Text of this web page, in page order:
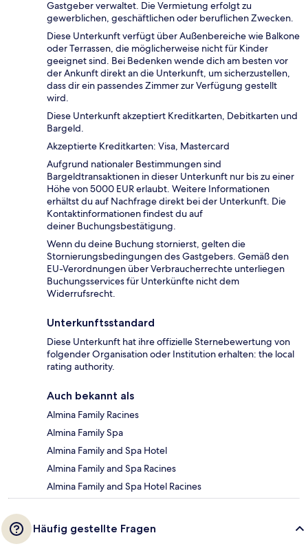
Gastgeber verwaltet. Die Vermietung erfolgt zu
gewerblichen, geschäftlichen oder beruflichen Zwecken.
Diese Unterkunft verfügt über Außenbereiche wie Balkone
oder Terrassen, die möglicherweise nicht für Kinder
geeignet sind. Bei Bedenken wende dich am besten vor
der Ankunft direkt an die Unterkunft, um sicherzustellen,
dass dir ein passendes Zimmer zur Verfügung gestellt
wird.
Diese Unterkunft akzeptiert Kreditkarten, Debitkarten und
Bargeld.
Akzeptierte Kreditkarten: Visa, Mastercard
Aufgrund nationaler Bestimmungen sind
Bargeldtransaktionen in dieser Unterkunft nur bis zu einer
Höhe von 5000 EUR erlaubt. Weitere Informationen
erhältst du auf Nachfrage direkt bei der Unterkunft. Die
Kontaktinformationen findest du auf
deiner Buchungsbestätigung.
Wenn du deine Buchung stornierst, gelten die
Stornierungsbedingungen des Gastgebers. Gemäß den
EU-Verordnungen über Verbraucherrechte unterliegen
Buchungsservices für Unterkünfte nicht dem
Widerrufsrecht.
Unterkunftsstandard
Diese Unterkunft hat ihre offizielle Sternebewertung von
folgender Organisation oder Institution erhalten: the local
rating authority.
Auch bekannt als
Almina Family Racines
Almina Family Spa
Almina Family and Spa Hotel
Almina Family and Spa Racines
Almina Family and Spa Hotel Racines
Häufig gestellte Fragen